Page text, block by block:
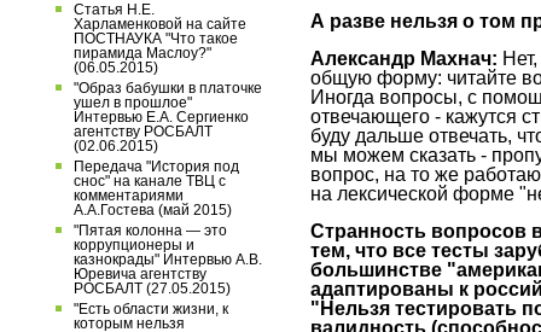
А разве нельзя о том
Александр Махнач:
общую форму: читайте
Иногда вопросы, с
отвечающего - кажутся
буду дальше отвечать,
мы можем сказать -
вопрос, на то же
на лексической форме
Странность вопросов
тем, что все тесты
большинстве
адаптированы к
"Нельзя тестировать
валидность
Статья Н.Е.
Харламенковой на сайте
ПОСТНАУКА "Что такое
пирамида Маслоу?"
(06.05.2015)
"Образ бабушки в платочке
ушел в прошлое"
Интервью Е.А. Сергиенко
агентству РОСБАЛТ
(02.06.2015)
Передача "История под
снос" на канале ТВЦ с
комментариями
А.А.Гостева (май 2015)
"Пятая колонна — это
коррупционеры и
казнокрады" Интервью А.В.
Юревича агентству
РОСБАЛТ (27.05.2015)
"Есть области жизни, к
которым нельзя